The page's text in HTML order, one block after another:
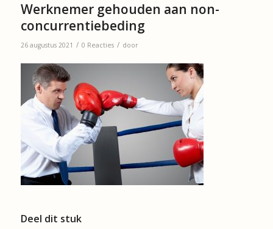
Werknemer gehouden aan non-
concurrentiebeding
26 augustus 2021 / 0 Reacties / door
Deel dit stuk